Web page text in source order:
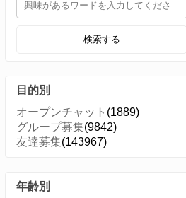
検索する
目的別
オープンチャット (1889)
グループ募集(9842)
友達募集(143967)
年齢別